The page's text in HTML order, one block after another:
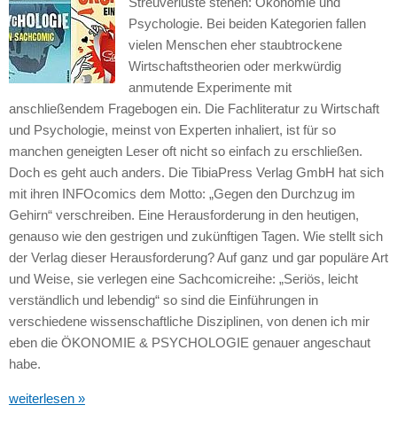
Psychologie. Bei beiden Kategorien fallen
vielen Menschen eher staubtrockene
Wirtschaftstheorien oder merkwürdig
anmutende Experimente mit
anschließendem Fragebogen ein. Die Fachliteratur zu Wirtschaft
und Psychologie, meinst von Experten inhaliert, ist für so
manchen geneigten Leser oft nicht so einfach zu erschließen.
Doch es geht auch anders. Die TibiaPress Verlag GmbH hat sich
mit ihren INFOcomics dem Motto: „Gegen den Durchzug im
Gehirn“ verschreiben. Eine Herausforderung in den heutigen,
genauso wie den gestrigen und zukünftigen Tagen. Wie stellt sich
der Verlag dieser Herausforderung? Auf ganz und gar populäre Art
und Weise, sie verlegen eine Sachcomicreihe: „Seriös, leicht
verständlich und lebendig“ so sind die Einführungen in
verschiedene wissenschaftliche Disziplinen, von denen ich mir
eben die ÖKONOMIE & PSYCHOLOGIE genauer angeschaut
habe.
weiterlesen »